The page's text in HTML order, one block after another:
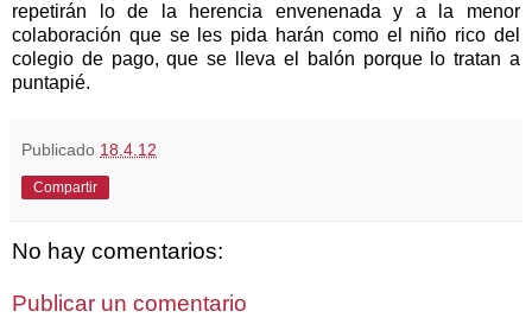
repetirán lo de la herencia envenenada y a la menor
colaboración que se les pida harán como el niño rico del
colegio de pago, que se lleva el balón porque lo tratan a
puntapié.
Publicado 18.4.12
Compartir
No hay comentarios:
Publicar un comentario